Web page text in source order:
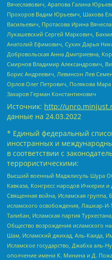
Вячеславович, Арапова Галина
Прохоров Вадим Юрьевич, Шахова
Васильевич, Протасова Ирина
Лукашевский Сергей Маркович,
Анатолий Ефимович, Сухих Дарья
Добровольская Анна Дмитриевна,
Смирнов Владимир Александрович,
Борис Андреевич, Левинсон Лев
Орлов Олег Петрович, Полякова
Захаров Герман Константинович
Источник: http://
данные на 24.03.2022
* Единый федеральный
иностранных и
в соответствии с
террористическими:
Высший военный Маджлисуль Шура
Кавказа, Конгресс народов Ичкерии и
Священная война, Исламская группа,
исламского освобождения, Лашкар-
Талибан, Исламская партия
Общество возрождения исламского
Шам, Исламский джихад, Аль-Каида,
Исламское государство, Джабха
ополчение имени К. Минина и Д.